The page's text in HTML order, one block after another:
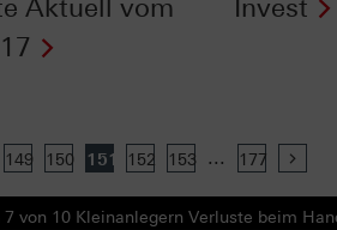
Aktuell vom
Invest
149 150 151 152 153 ... 177
von 10 Kleinanlegern Verluste beim